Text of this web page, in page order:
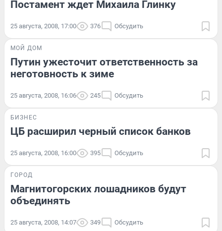
Постамент ждет Михаила Глинку
25 августа, 2008, 17:00 376 Обсудить
МОЙ ДОМ
Путин ужесточит ответственность за
неготовность к зиме
25 августа, 2008, 16:06 245 Обсудить
БИЗНЕС
ЦБ расширил черный список банков
25 августа, 2008, 16:00 395 Обсудить
ГОРОД
Магнитогорских лошадников будут
объединять
25 августа, 2008, 14:07 349 Обсудить